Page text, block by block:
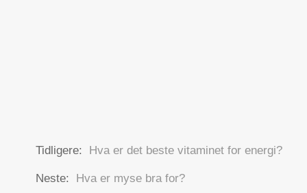
Tidligere: Hva er det beste vitaminet for energi?
Neste: Hva er myse bra for?